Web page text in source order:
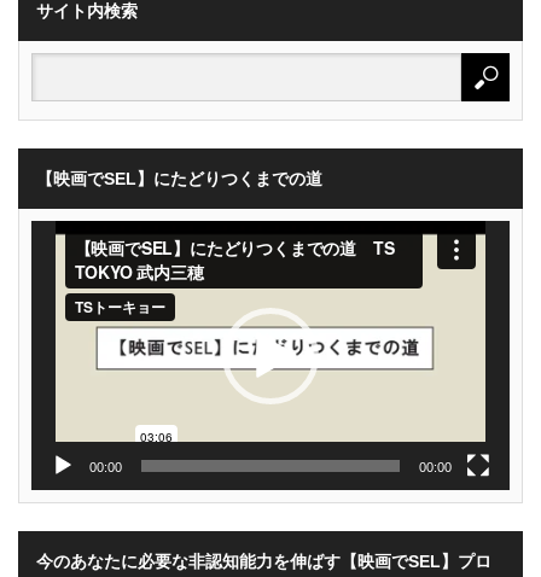
サイト内検索
【映画でSEL】にたどりつくまでの道
00:00 00:00
今のあなたに必要な非認知能力を伸ばす【映画でSEL】プロ